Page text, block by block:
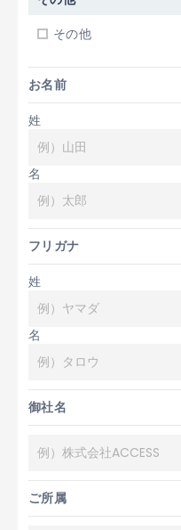
その他
お名前
姓
名
フリガナ
姓
名
御社名
ご所属